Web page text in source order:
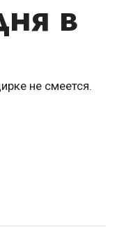
в
не смеется.